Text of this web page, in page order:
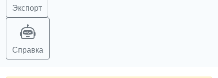
Экспорт
Справка